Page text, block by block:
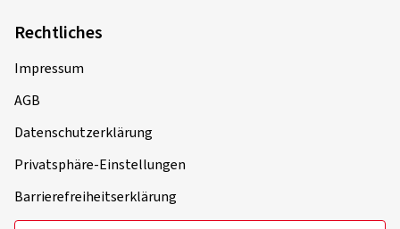
Rechtliches
Impressum
AGB
Datenschutzerklärung
Privatsphäre-Einstellungen
Barrierefreiheitserklärung